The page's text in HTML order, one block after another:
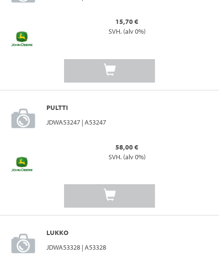
15,70 €
SVH. (alv 0%)
PULTTI
JDWA53247 | A53247
58,00 €
SVH. (alv 0%)
LUKKO
JDWA53328 | A53328